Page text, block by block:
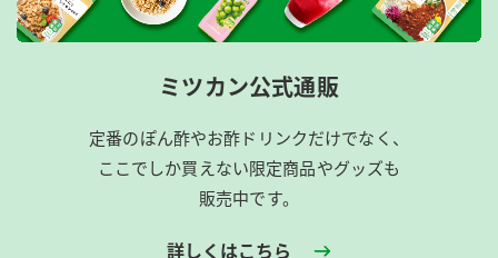
ミツカン公式通販
定番のぽん酢やお酢ドリンクだけでなく、
ここでしか買えない限定商品やグッズも
販売中です。
詳しくはこちら